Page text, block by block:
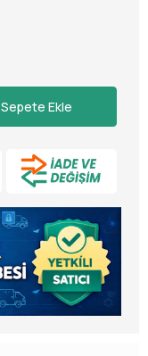
Sepete Ekle